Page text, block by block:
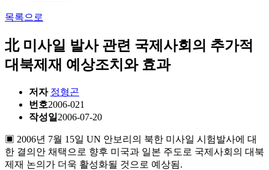
목록으로
北 미사일 발사 관련 국제사회의 추가적
대북제재 예상조치와 효과
저자 정형곤
번호2006-021
작성일 2006-07-20
▣ 2006년 7월 15일 UN 안보리의 북한 미사일 시험발사에 대
한 결의안 채택으로 향후 미국과 일본 주도로 국제사회의 대북
제재 논의가 더욱 활성화될 것으로 예상됨.